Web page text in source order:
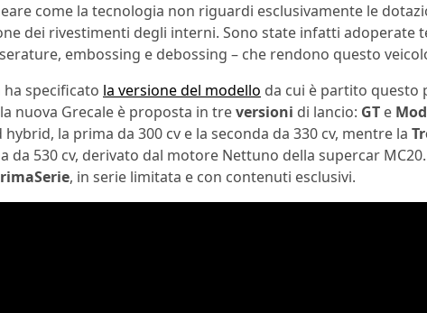
come la tecnologia non riguardi esclusivamente le
dei rivestimenti degli interni. Sono state infatti adoperate
embossing e debossing – che rendono questo
ha specificato la versione del modello da cui è partito questo
nuova Grecale è proposta in treversioni di lancio: GT e
la prima da 300 cv e la seconda da 330 cv, mentre la
da 530 cv, derivato dal motore Nettuno della supercar
, in serie limitata e con contenuti esclusivi.